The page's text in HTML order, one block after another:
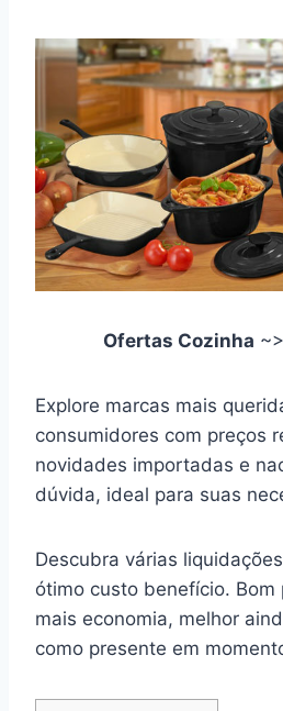
Ofertas Cozinha ~>
Explore marcas mais
consumidores com preços
novidades importadas e
dúvida, ideal para suas
Descubra várias
ótimo custo benefício. Bom
mais economia, melhor
como presente em